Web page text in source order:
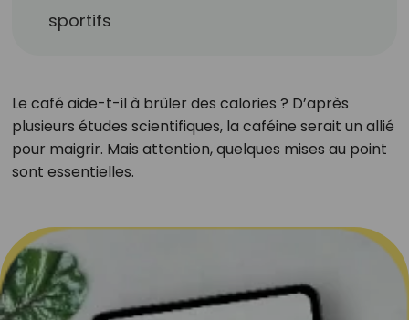
sportifs
Le café aide-t-il à brûler des calories ? D’après
plusieurs études scientifiques, la caféine serait un allié
pour maigrir. Mais attention, quelques mises au point
sont essentielles.